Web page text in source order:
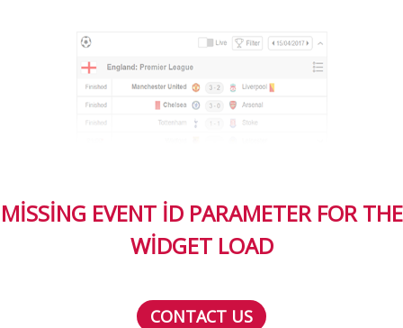
MISSING EVENT ID PARAMETER FOR THE
WIDGET LOAD
CONTACT US